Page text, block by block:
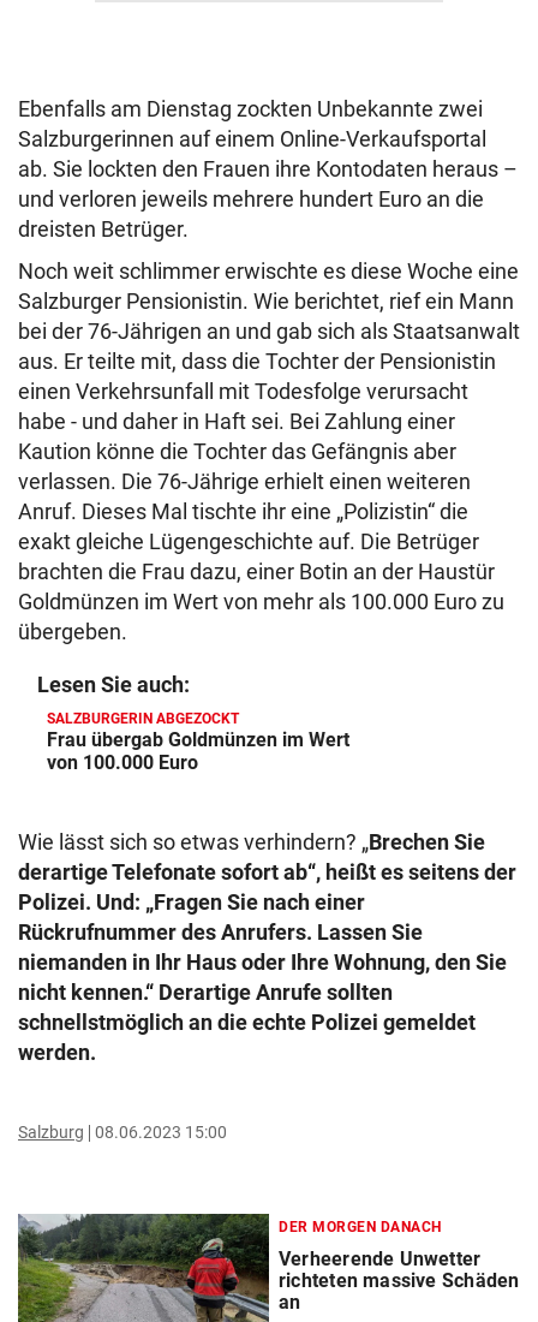
Ebenfalls am Dienstag zockten Unbekannte zwei
Salzburgerinnen auf einem Online-Verkaufsportal
ab. Sie lockten den Frauen ihre Kontodaten heraus –
und verloren jeweils mehrere hundert Euro an die
dreisten Betrüger.
Noch weit schlimmer erwischte es diese Woche eine
Salzburger Pensionistin. Wie berichtet, rief ein Mann
bei der 76-Jährigen an und gab sich als Staatsanwalt
aus. Er teilte mit, dass die Tochter der Pensionistin
einen Verkehrsunfall mit Todesfolge verursacht
habe - und daher in Haft sei. Bei Zahlung einer
Kaution könne die Tochter das Gefängnis aber
verlassen. Die 76-Jährige erhielt einen weiteren
Anruf. Dieses Mal tischte ihr eine „Polizistin“ die
exakt gleiche Lügengeschichte auf. Die Betrüger
brachten die Frau dazu, einer Botin an der Haustür
Goldmünzen im Wert von mehr als 100.000 Euro zu
übergeben.
Lesen Sie auch:
SALZBURGERIN ABGEZOCKT
Frau übergab Goldmünzen im Wert
von 100.000 Euro
Wie lässt sich so etwas verhindern? „Brechen Sie
derartige Telefonate sofort ab“, heißt es seitens der
Polizei. Und: „Fragen Sie nach einer
Rückrufnummer des Anrufers. Lassen Sie
niemanden in Ihr Haus oder Ihre Wohnung, den Sie
nicht kennen.“ Derartige Anrufe sollten
schnellstmöglich an die echte Polizei gemeldet
werden.
Salzburg 08.06.2023 15:00
DER MORGEN DANACH
Verheerende Unwetter
richteten massive Schäden
an